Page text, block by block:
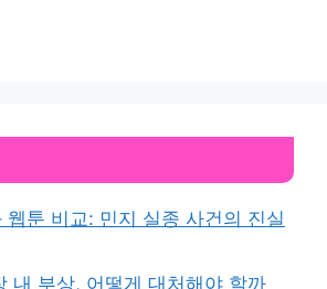
웹툰 비교: 민지 실종 사건의 진실
내 부상, 어떻게 대처해야 할까